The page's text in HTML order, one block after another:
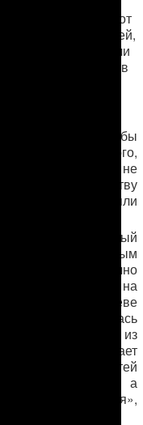
пострадали от
20 до 30 детей,
которые были
доставлены в
в другие
все меры, дабы
детей. Более того,
изменена не
по производству
артисты исполняли
официальный
по международным
Бердыевой публично
случившееся на
ребенка в Женеве
попыталась
автомашины из
Как сообщает
что в толпу детей
президента, а
назначения»,